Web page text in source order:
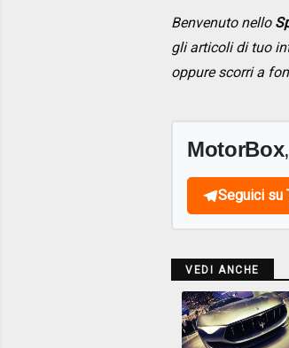
Benvenuto nello
gli articoli di tuo
oppure scorri a
MotorBox
Seguici su
VEDI ANCHE